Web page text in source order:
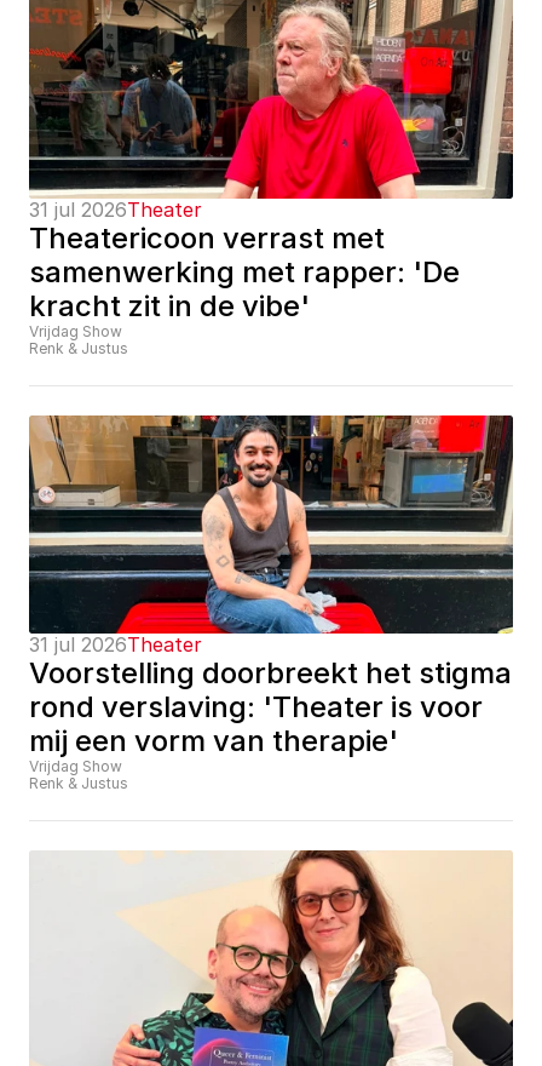
31 jul 2026Theater
Theatericoon verrast met
samenwerking met rapper: 'De
kracht zit in de vibe'
Vrijdag Show
Renk & Justus
31 jul 2026Theater
Voorstelling doorbreekt het stigma
rond verslaving: 'Theater is voor
mij een vorm van therapie'
Vrijdag Show
Renk & Justus